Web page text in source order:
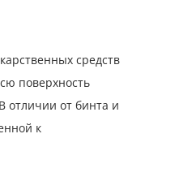
средств
поверхность
отличии от бинта и
к